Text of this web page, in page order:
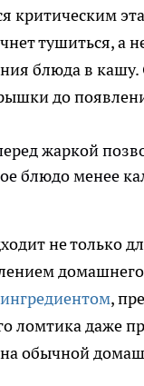
критическим
тушиться, а
блюда в
до
жаркой
блюдо менее
не только
,
ломтика даже
обычной